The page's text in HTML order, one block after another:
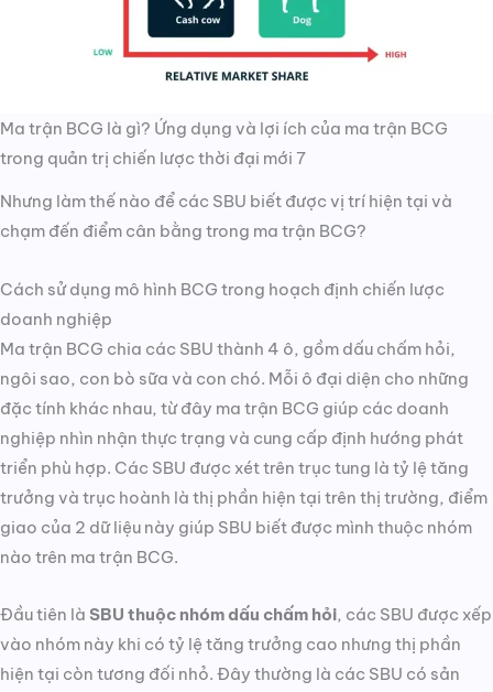
Ma trận BCG là gì? Ứng dụng và lợi ích của ma trận BCG
trong quản trị chiến lược thời đại mới 7
Nhưng làm thế nào để các SBU biết được vị trí hiện tại và
chạm đến điểm cân bằng trong ma trận BCG?
Cách sử dụng mô hình BCG trong hoạch định chiến lược
doanh nghiệp
Ma trận BCG chia các SBU thành 4 ô, gồm dấu chấm hỏi,
ngôi sao, con bò sữa và con chó. Mỗi ô đại diện cho những
đặc tính khác nhau, từ đây ma trận BCG giúp các doanh
nghiệp nhìn nhận thực trạng và cung cấp định hướng phát
triển phù hợp. Các SBU được xét trên trục tung là tỷ lệ tăng
trưởng và trục hoành là thị phần hiện tại trên thị trường, điểm
giao của 2 dữ liệu này giúp SBU biết được mình thuộc nhóm
nào trên ma trận BCG.
Đầu tiên là SBU thuộc nhóm dấu chấm hỏi, các SBU được xếp
vào nhóm này khi có tỷ lệ tăng trưởng cao nhưng thị phần
hiện tại còn tương đối nhỏ. Đây thường là các SBU có sản